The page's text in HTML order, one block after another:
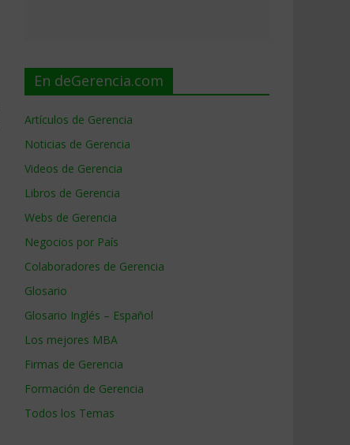
En deGerencia.com
Artículos de Gerencia
Noticias de Gerencia
Videos de Gerencia
Libros de Gerencia
Webs de Gerencia
Negocios por País
Colaboradores de Gerencia
Glosario
Glosario Inglés – Español
Los mejores MBA
Firmas de Gerencia
Formación de Gerencia
Todos los Temas